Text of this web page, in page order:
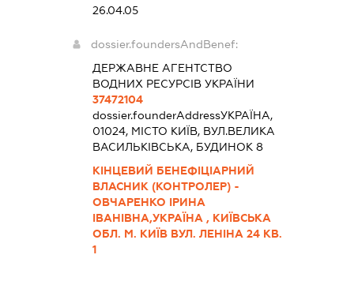
26.04.05
dossier.foundersAndBenef:
ДЕРЖАВНЕ АГЕНТСТВО
ВОДНИХ РЕСУРСІВ УКРАЇНИ
37472104
dossier.founderAddressУКРАЇНА,
01024, МІСТО КИЇВ, ВУЛ.ВЕЛИКА
ВАСИЛЬКІВСЬКА, БУДИНОК 8
КІНЦЕВИЙ БЕНЕФІЦІАРНИЙ
ВЛАСНИК (КОНТРОЛЕР) -
ОВЧАРЕНКО ІРИНА
ІВАНІВНА,УКРАЇНА , КИЇВСЬКА
ОБЛ. М. КИЇВ ВУЛ. ЛЕНІНА 24 КВ.
1